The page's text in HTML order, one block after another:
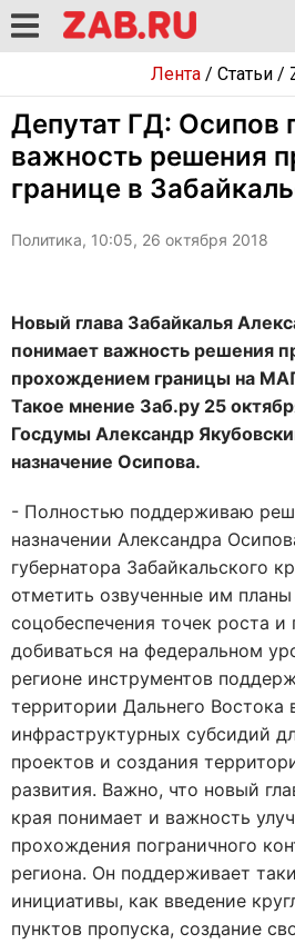
Лента/ Статьи/
Депутат ГД: Осипов
важность решения
границе в
Политика, 10:05, 26 октября 2018
Новый глава Забайкалья
понимает важность решения
прохождением границы на
Такое мнение Заб.ру 25
Госдумы Александр
назначение Осипова.
- Полностью поддерживаю
назначении Александра
губернатора Забайкальского
отметить озвученные им
соцобеспечения точек роста и
добиваться на федеральном
регионе инструментов
территории Дальнего Востока
инфраструктурных субсидий
проектов и создания
развития. Важно, что новый
края понимает и важность
прохождения пограничного
региона. Он поддерживает
инициативы, как введение
пунктов пропуска, создание